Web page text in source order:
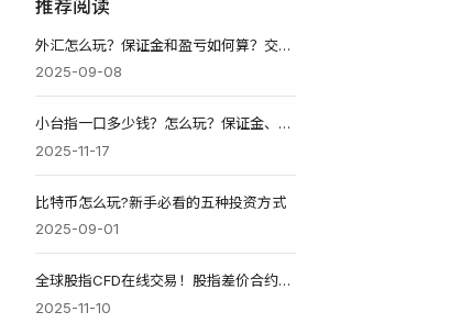
推荐阅读
外汇怎么玩？保证金和盈亏如何算？交易时间和工具介绍
2025-09-08
小台指一口多少钱？怎么玩？保证金、盈亏与交易策略！
2025-11-17
比特币怎么玩?新手必看的五种投资方式
2025-09-01
全球股指CFD在线交易！股指差价合约怎么玩?
2025-11-10